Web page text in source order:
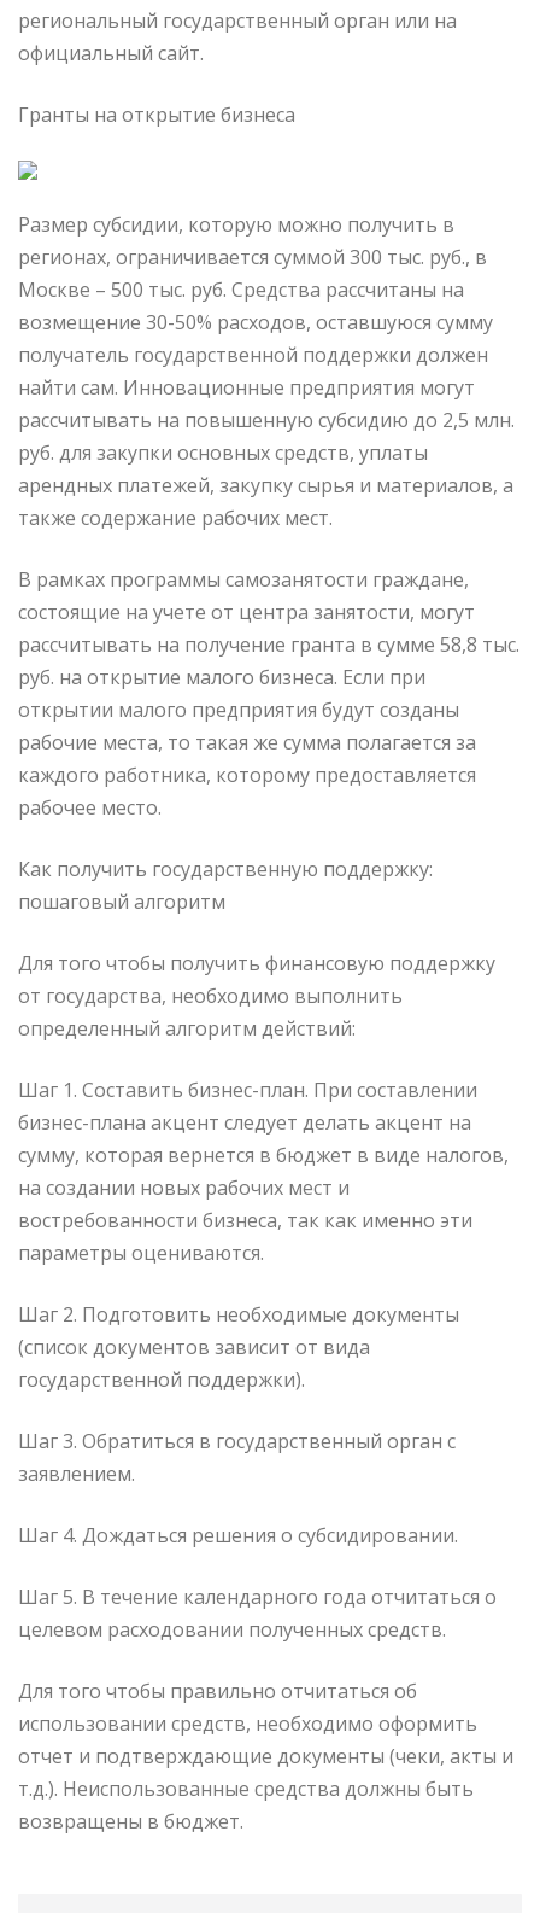
региональный государственный орган или на
официальный сайт.
Гранты на открытие бизнеса
Размер субсидии, которую можно получить в
регионах, ограничивается суммой 300 тыс. руб., в
Москве – 500 тыс. руб. Средства рассчитаны на
возмещение 30-50% расходов, оставшуюся сумму
получатель государственной поддержки должен
найти сам. Инновационные предприятия могут
рассчитывать на повышенную субсидию до 2,5 млн.
руб. для закупки основных средств, уплаты
арендных платежей, закупку сырья и материалов, а
также содержание рабочих мест.
В рамках программы самозанятости граждане,
состоящие на учете от центра занятости, могут
рассчитывать на получение гранта в сумме 58,8 тыс.
руб. на открытие малого бизнеса. Если при
открытии малого предприятия будут созданы
рабочие места, то такая же сумма полагается за
каждого работника, которому предоставляется
рабочее место.
Как получить государственную поддержку:
пошаговый алгоритм
Для того чтобы получить финансовую поддержку
от государства, необходимо выполнить
определенный алгоритм действий:
Шаг 1. Составить бизнес-план. При составлении
бизнес-плана акцент следует делать акцент на
сумму, которая вернется в бюджет в виде налогов,
на создании новых рабочих мест и
востребованности бизнеса, так как именно эти
параметры оцениваются.
Шаг 2. Подготовить необходимые документы
(список документов зависит от вида
государственной поддержки).
Шаг 3. Обратиться в государственный орган с
заявлением.
Шаг 4. Дождаться решения о субсидировании.
Шаг 5. В течение календарного года отчитаться о
целевом расходовании полученных средств.
Для того чтобы правильно отчитаться об
использовании средств, необходимо оформить
отчет и подтверждающие документы (чеки, акты и
т.д.). Неиспользованные средства должны быть
возвращены в бюджет.